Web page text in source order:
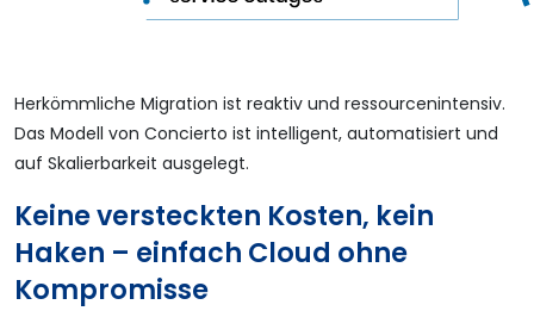
Herkömmliche Migration ist reaktiv und ressourcenintensiv.
Das Modell von Concierto ist intelligent, automatisiert und
auf Skalierbarkeit ausgelegt.
Keine versteckten Kosten, kein
Haken – einfach Cloud ohne
Kompromisse